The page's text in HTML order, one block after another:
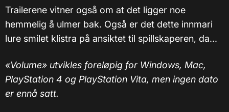
Trailerene vitner også om at det ligger noe
hemmelig å ulmer bak. Også er det dette innmari
lure smilet klistra på ansiktet til spillskaperen, da...
«Volume» utvikles foreløpig for Windows, Mac,
PlayStation 4 og PlayStation Vita, men ingen dato
er ennå satt.